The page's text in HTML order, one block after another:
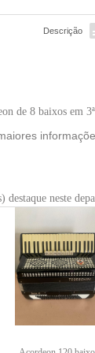
Descrição
de 8 baixos em
destaque neste